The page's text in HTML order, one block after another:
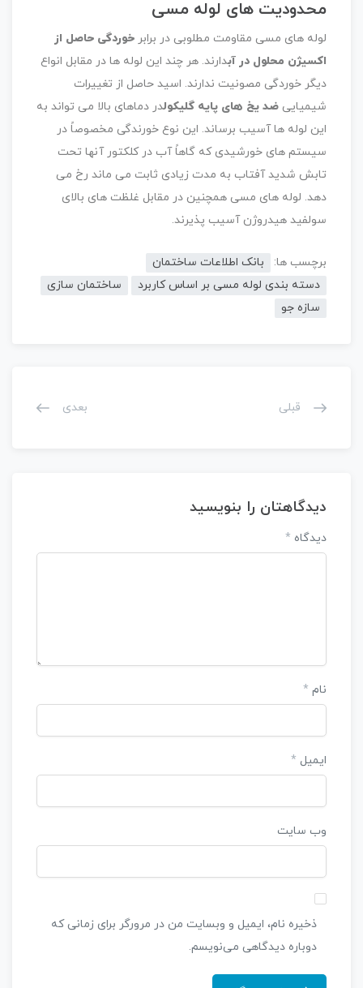
محدودیت های لوله مسی
لوله های مسی مقاومت مطلوبی در برابر خوردگی حاصل از
اکسیژن محلول در آبدارند. هر چند این لوله ها در مقابل انواع
دیگر خوردگی مصونیت ندارند. اسید حاصل از تغییرات
شیمیایی ضد یخ های پایه گلیکولدر دماهای بالا می تواند به
این لوله ها آسیب برساند. این نوع خورندگی مخصوصاً در
سیستم های خورشیدی که گاهاً آب در کلکتور آن­ها تحت
تابش شدید آفتاب به مدت زیادی ثابت می ماند رخ می
دهد. لوله های مسی همچنین در مقابل غلظت های بالای
سولفید هیدروژن آسیب پذیرند.
برچسب ها:
بانک اطلاعات ساختمان
دسته بندی لوله مسی بر اساس کاربرد
ساختمان سازی
سازه جو
قبلی بعدی
دیدگاهتان را بنویسید
دیدگاه *
نام *
ایمیل *
وب‌ سایت
ذخیره نام، ایمیل و وبسایت من در مرورگر برای زمانی که
دوباره دیدگاهی می‌نویسم.